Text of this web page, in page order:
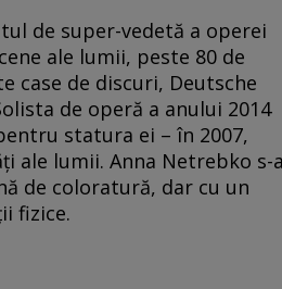
de super-vedetă a operei
ale lumii, peste 80 de
case de discuri, Deutsche
de operă a anului 2014
statura ei – în 2007,
ale lumii. Anna Netrebko s-
de coloratură, dar cu un
fizice.